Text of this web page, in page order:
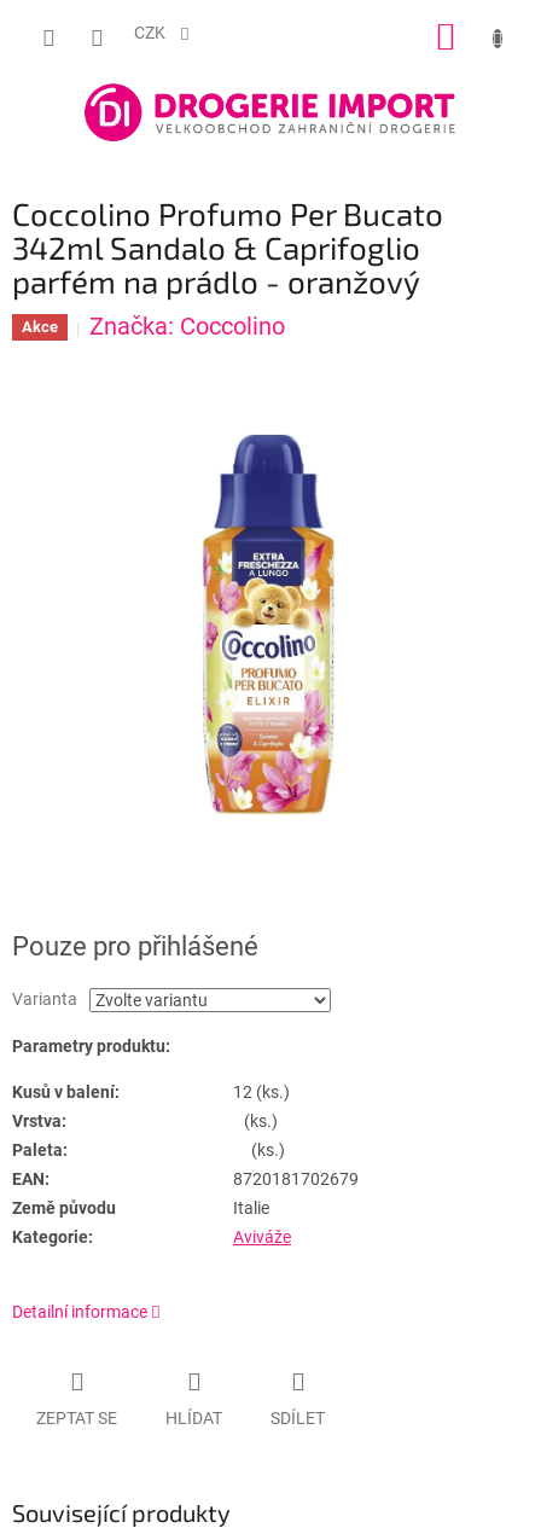
CZK
Coccolino Profumo Per Bucato
342ml Sandalo & Caprifoglio
parfém na prádlo - oranžový
Akce Značka: Coccolino
Pouze pro přihlášené
Varianta
Parametry produktu:
Kusů v balení:
12 (ks.)
Vrstva:
(ks.)
Paleta:
(ks.)
EAN:
8720181702679
Země původu
Italie
Kategorie:
Aviváže
Detailní informace
ZEPTAT SE HLÍDAT SDÍLET
Související produkty